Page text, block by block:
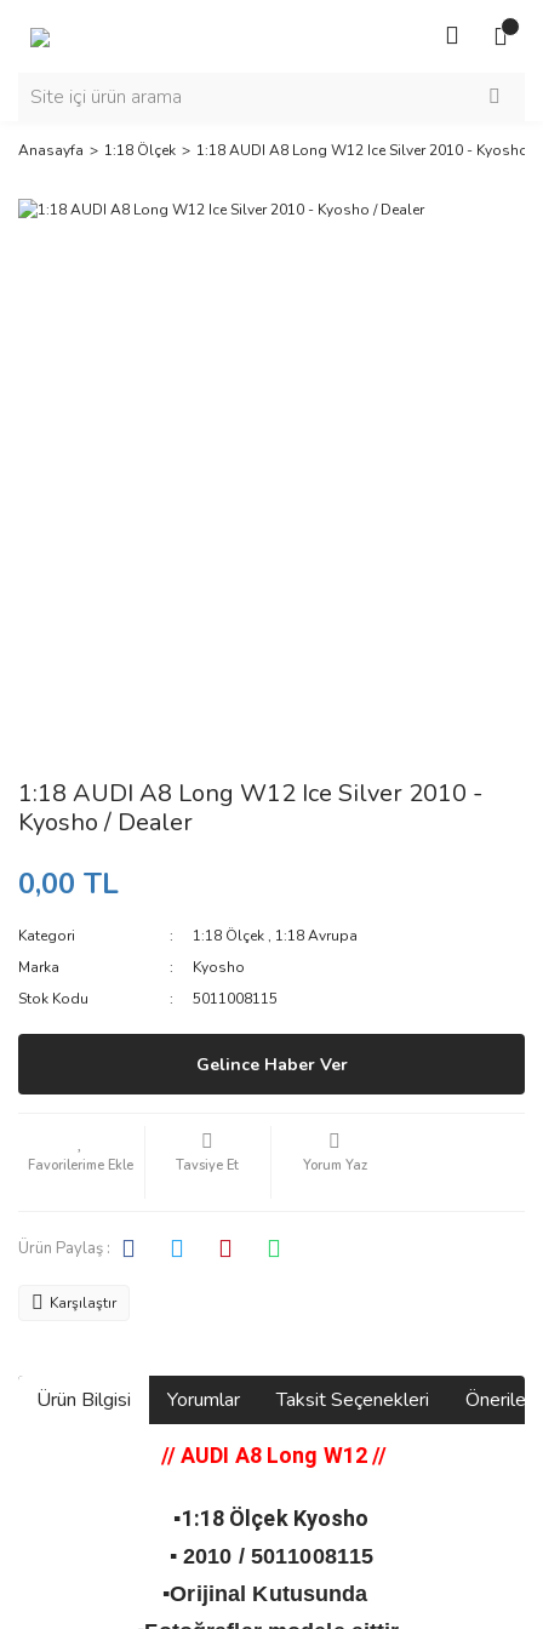
Anasayfa 1:18 Ölçek 1:18 AUDI A8 Long W12 Ice Silver 2010 - Kyosho /
1:18 AUDI A8 Long W12 Ice Silver 2010 -
Kyosho / Dealer
0,00 TL
Kategori 1:18 Ölçek , 1:18 Avrupa
Marka
Kyosho
Stok Kodu
5011008115
Gelince Haber Ver
Tavsiye Et Yorum Yaz
Ürün Paylaş :
Karşılaştır
Ürün Bilgisi Yorumlar Taksit Seçenekleri
// AUDI A8 Long W12//
▪️1:18 Ölçek Kyosho
▪️ 2010 / 5011008115
▪️Orijinal Kutusunda